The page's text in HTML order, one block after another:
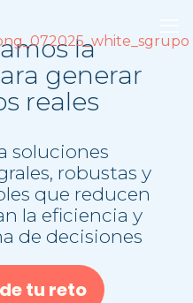
la
generar
reales
soluciones
robustas y
que reducen
la eficiencia y
de decisiones
tu reto